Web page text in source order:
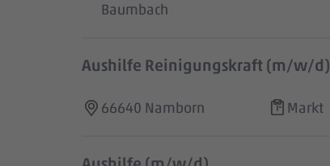
Baumbach
Aushilfe Reinigungskraft (m/w/d)
66640 Namborn Markt